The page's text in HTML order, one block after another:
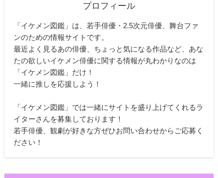
プロフィール
「イケメン図鑑」は、若手俳優・2.5次元俳優、舞台ファ
ンのための情報サイトです。
最近よく見るあの俳優、ちょっと気になる作品など、あな
たの欲しいイケメン俳優に関する情報が丸わかりなのは
「イケメン図鑑」だけ！
一緒に推しを応援しよう！
「イケメン図鑑」では一緒にサイトを盛り上げてくれるラ
イターさんを募集しております！
若手俳優、観劇が好きな方ぜひお問い合わせからご応募く
ださい！